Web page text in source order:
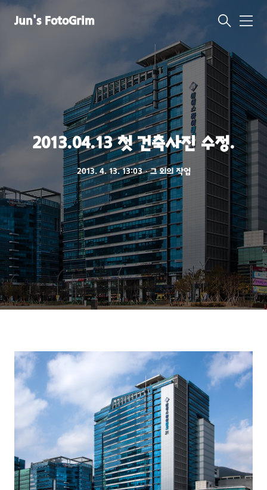
Jun's FotoGrim
메
2013.04.13 첫 건축사진 수정.
2013. 4. 13. 13:03ㆍ그 외의 작업